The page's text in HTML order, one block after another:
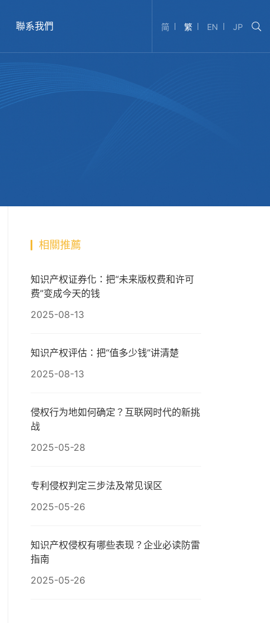
聯系我們 简 繁 EN JP
相關推薦
知识产权证券化：把“未来版权费和许可
费”变成今天的钱
2025-08-13
知识产权评估：把“值多少钱”讲清楚
2025-08-13
侵权行为地如何确定？互联网时代的新挑
战
2025-05-28
专利侵权判定三步法及常见误区
2025-05-26
知识产权侵权有哪些表现？企业必读防雷
指南
2025-05-26